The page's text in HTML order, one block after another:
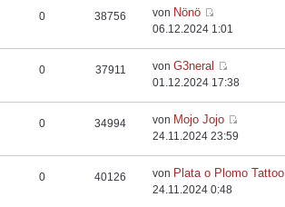
0 38756 von Nönö
06.12.2024 1:01
0 37911 vonG3neral
01.12.2024 17:38
0 34994 von Mojo Jojo
24.11.2024 23:59
0 40126 von Plata o Plomo Tattoo
24.11.2024 0:48